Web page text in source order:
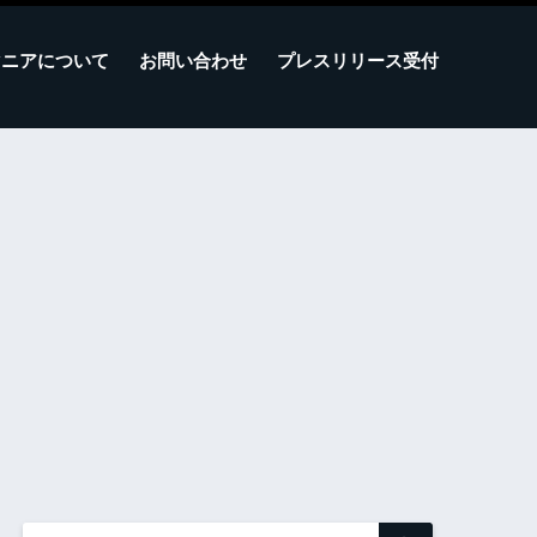
アについて お問い合わせ プレスリリース受付